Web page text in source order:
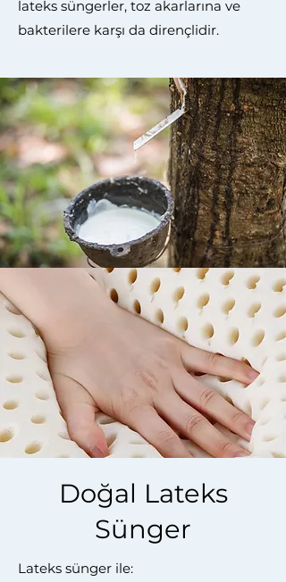
lateks süngerler, toz akarlarına ve
bakterilere karşı da dirençlidir.
Doğal Lateks
Sünger
Lateks sünger ile: